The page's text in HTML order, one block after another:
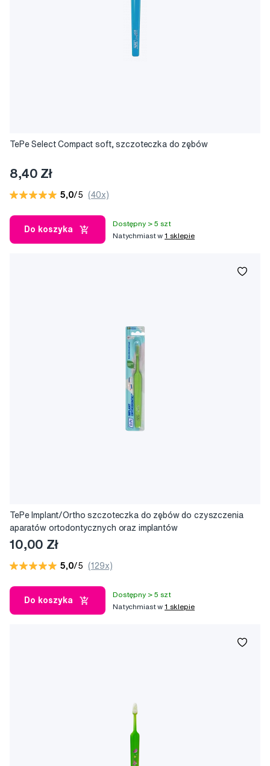
TePe Select Compact soft, szczoteczka do zębów
8,40 Zł
5,0/5 (40x)
Do koszyka
Dostępny > 5 szt
Natychmiast w1 sklepie
TePe Implant/Ortho szczoteczka do zębów do czyszczenia
aparatów ortodontycznych oraz implantów
10,00 Zł
5,0/5 (129x)
Do koszyka
Dostępny > 5 szt
Natychmiast w1 sklepie